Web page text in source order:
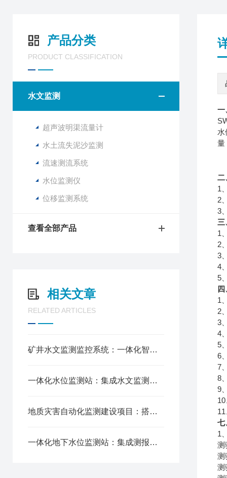
产品分类
PRODUCT CLASSIFICATION
水文监测
超声波明渠流量计
水土流失泥沙监测
流速测流系统
水位监测仪
位移监测系统
查看全部产品
相关文章
RELATED ARTICLES
矿井水文监测监控系统：一体化智能管控，筑牢矿山防水害安全屏障
一体化水位监测站：集成水文监测功能，实现水域智能值守
地质灾害自动化监测建设项目：搭建水文监测体系，筑牢地质灾害防线
一体化地下水位监测站：集成测报硬件设备，构建智能水文监测体系
一
水
量
二
1
2
3
三
1
2
3
4
5
1
2
3
4
5
6
7
8
9
七
1
测
测
测